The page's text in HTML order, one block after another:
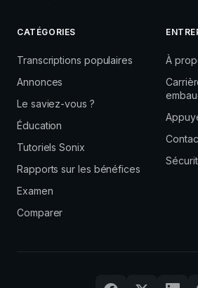
CATÉGORIES
Transcriptions populaires
Annonces
Le saviez-vous ?
Éducation
Tutoriels Sonix
Rapports sur les bénéfices
Examen
Comparer
À